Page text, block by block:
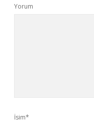
Yorum
İsim*